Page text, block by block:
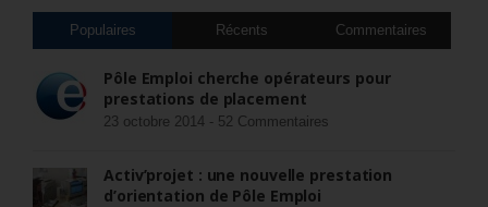
Populaires Récents Commentaires
Pôle Emploi cherche opérateurs pour
prestations de placement
23 octobre 2014 - 52 Commentaires
Activ’projet : une nouvelle prestation
d’orientation de Pôle Emploi